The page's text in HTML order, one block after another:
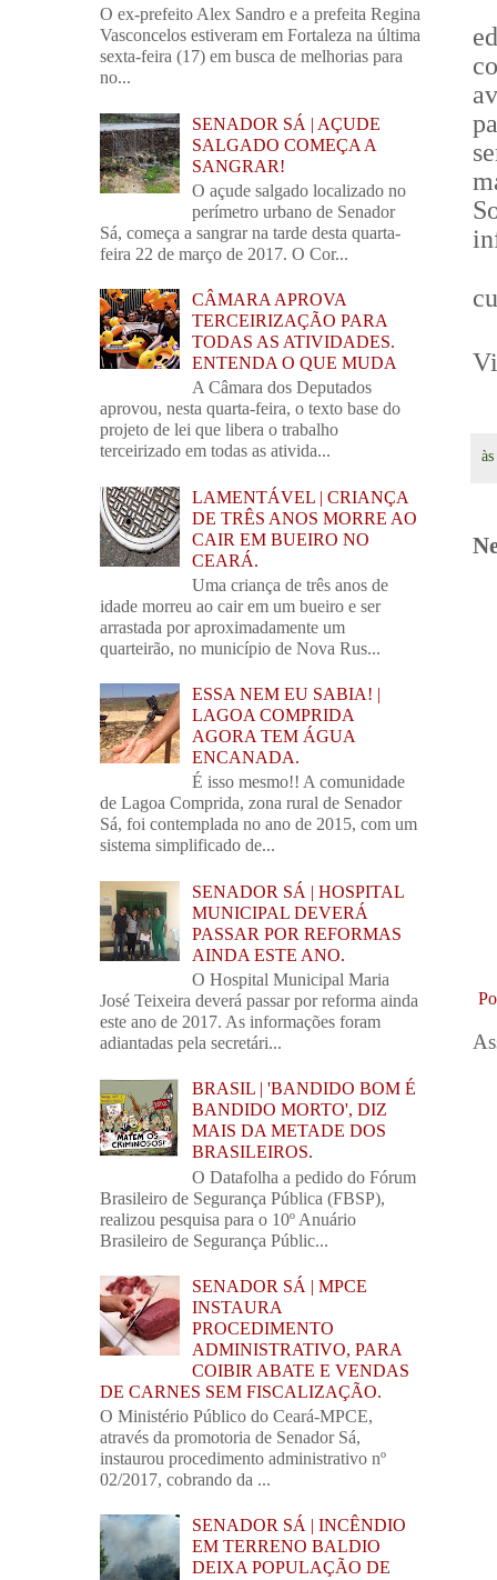
às
O ex-prefeito Alex Sandro e a prefeita Regina
Vasconcelos estiveram em Fortaleza na última
sexta-feira (17) em busca de melhorias para
no...
SENADOR SÁ | AÇUDE
SALGADO COMEÇA A
SANGRAR!
O açude salgado localizado no
perímetro urbano de Senador
Sá, começa a sangrar na tarde desta quarta-
feira 22 de março de 2017. O Cor...
CÂMARA APROVA
TERCEIRIZAÇÃO PARA
TODAS AS ATIVIDADES.
ENTENDA O QUE MUDA
A Câmara dos Deputados
aprovou, nesta quarta-feira, o texto base do
projeto de lei que libera o trabalho
terceirizado em todas as ativida...
LAMENTÁVEL | CRIANÇA
DE TRÊS ANOS MORRE AO
CAIR EM BUEIRO NO
CEARÁ.
Uma criança de três anos de
idade morreu ao cair em um bueiro e ser
arrastada por aproximadamente um
quarteirão, no município de Nova Rus...
ESSA NEM EU SABIA! |
LAGOA COMPRIDA
AGORA TEM ÁGUA
ENCANADA.
É isso mesmo!! A comunidade
de Lagoa Comprida, zona rural de Senador
Sá, foi contemplada no ano de 2015, com um
sistema simplificado de...
SENADOR SÁ | HOSPITAL
MUNICIPAL DEVERÁ
PASSAR POR REFORMAS
AINDA ESTE ANO.
O Hospital Municipal Maria
José Teixeira deverá passar por reforma ainda
este ano de 2017. As informações foram
adiantadas pela secretári...
BRASIL | 'BANDIDO BOM É
BANDIDO MORTO', DIZ
MAIS DA METADE DOS
BRASILEIROS.
O Datafolha a pedido do Fórum
Brasileiro de Segurança Pública (FBSP),
realizou pesquisa para o 10º Anuário
Brasileiro de Segurança Públic...
SENADOR SÁ | MPCE
INSTAURA
PROCEDIMENTO
ADMINISTRATIVO, PARA
COIBIR ABATE E VENDAS
DE CARNES SEM FISCALIZAÇÃO.
O Ministério Público do Ceará-MPCE,
através da promotoria de Senador Sá,
instaurou procedimento administrativo nº
02/2017, cobrando da ...
SENADOR SÁ | INCÊNDIO
EM TERRENO BALDIO
DEIXA POPULAÇÃO DE